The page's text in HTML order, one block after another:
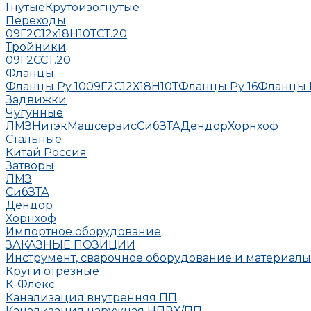
ГнутыеКрутоизогнутые
Переходы
09Г2С12х18Н10ТСТ.20
Тройники
09Г2ССТ.20
Фланцы
Фланцы Ру 1009Г2С12Х18Н10ТФланцы Ру 16Фланцы
Задвижки
Чугунные
ЛМЗНитэкМашсервисСибЗТАДендорХорнхоф
Стальные
Китай Россия
Затворы
ЛМЗ
СибЗТА
Дендор
Хорнхоф
Импортное оборудование
ЗАКАЗНЫЕ ПОЗИЦИИ
Инструмент, сварочное оборудование и материалы
Круги отрезные
К-Флекс
Канализация внутренняя ПП